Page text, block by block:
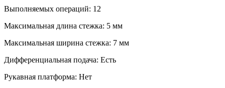
Выполняемых операций: 12
Максимальная длина стежка: 5 мм
Максимальная ширина стежка: 7 мм
Дифференциальная подача: Есть
Рукавная платформа: Нет